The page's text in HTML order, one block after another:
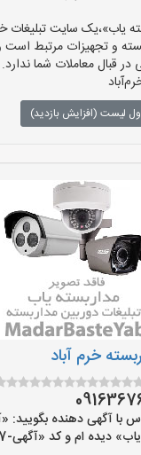
یاب»،یک سایت
و تجهیزات مرتبط است
قبال معاملات شما ندارد.
لیست (افزایش بازدید)
خرم آباد
با آگهی دهنده بگویید: